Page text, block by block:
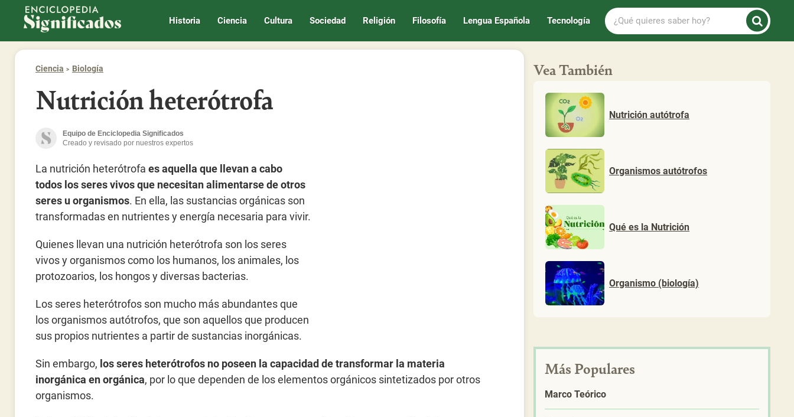
Enciclopedia Significados
Historia Ciencia Cultura Sociedad Religión Filosofía Lengua Española Tecnología
¿Qué
quieres
saber
Ciencia Biología
Nutrición heterótrofa
Equipo de Enciclopedia Significados
Creado y revisado por nuestros expertos
La nutrición heterótrofa es aquella que llevan a cabo
todos los seres vivos que necesitan alimentarse de otros
seres u organismos. En ella, las sustancias orgánicas son
transformadas en nutrientes y energía necesaria para vivir.
Quienes llevan una nutrición heterótrofa son los seres
vivos y organismos como los humanos, los animales, los
protozoarios, los hongos y diversas bacterias.
Los seres heterótrofos son mucho más abundantes que
los organismos autótrofos, que son aquellos que producen
sus propios nutrientes a partir de sustancias inorgánicas.
Sin embargo, los seres heterótrofos no poseen la capacidad de transformar la materia
inorgánica en orgánica, por lo que dependen de los elementos orgánicos sintetizados por otros
organismos.
Vea También
Nutrición autótrofa
Organismos autótrofos
Qué es la Nutrición
Organismo (biología)
Más Populares
Marco Teórico